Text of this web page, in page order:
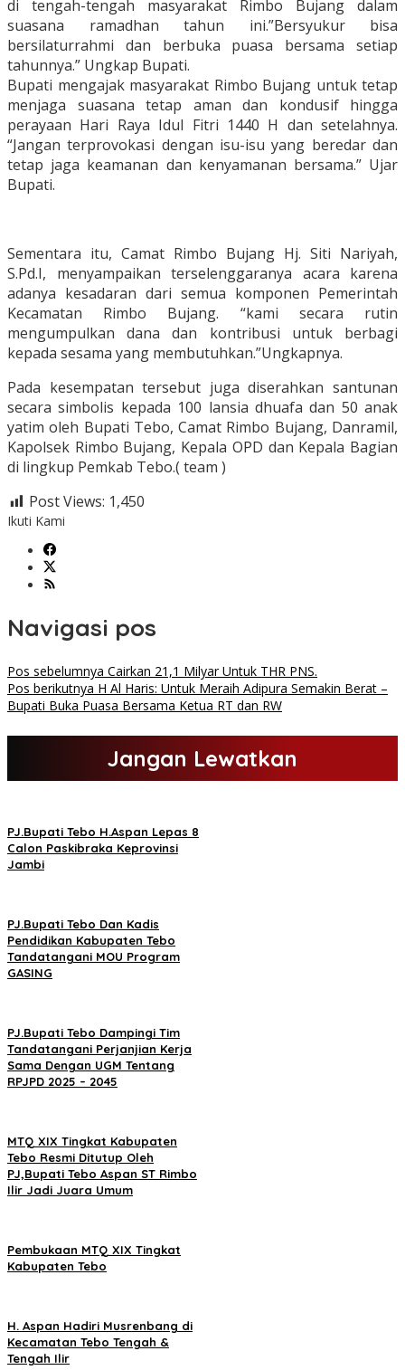
di tengah-tengah masyarakat Rimbo Bujang dalam
suasana ramadhan tahun ini.”Bersyukur bisa
bersilaturrahmi dan berbuka puasa bersama setiap
tahunnya.” Ungkap Bupati.
Bupati mengajak masyarakat Rimbo Bujang untuk tetap
menjaga suasana tetap aman dan kondusif hingga
perayaan Hari Raya Idul Fitri 1440 H dan setelahnya.
“Jangan terprovokasi dengan isu-isu yang beredar dan
tetap jaga keamanan dan kenyamanan bersama.” Ujar
Bupati.
Sementara itu, Camat Rimbo Bujang Hj. Siti Nariyah,
S.Pd.I, menyampaikan terselenggaranya acara karena
adanya kesadaran dari semua komponen Pemerintah
Kecamatan Rimbo Bujang. “kami secara rutin
mengumpulkan dana dan kontribusi untuk berbagi
kepada sesama yang membutuhkan.”Ungkapnya.
Pada kesempatan tersebut juga diserahkan santunan
secara simbolis kepada 100 lansia dhuafa dan 50 anak
yatim oleh Bupati Tebo, Camat Rimbo Bujang, Danramil,
Kapolsek Rimbo Bujang, Kepala OPD dan Kepala Bagian
di lingkup Pemkab Tebo.( team )
Post Views: 1,450
Ikuti Kami
Navigasi pos
Pos sebelumnya Cairkan 21,1 Milyar Untuk THR PNS.
Pos berikutnya H Al Haris: Untuk Meraih Adipura Semakin Berat –
Bupati Buka Puasa Bersama Ketua RT dan RW
Jangan Lewatkan
PJ.Bupati Tebo H.Aspan Lepas 8
Calon Paskibraka Keprovinsi
Jambi
PJ.Bupati Tebo Dan Kadis
Pendidikan Kabupaten Tebo
Tandatangani MOU Program
GASING
PJ.Bupati Tebo Dampingi Tim
Tandatangani Perjanjian Kerja
Sama Dengan UGM Tentang
RPJPD 2025 – 2045
MTQ XIX Tingkat Kabupaten
Tebo Resmi Ditutup Oleh
PJ,Bupati Tebo Aspan ST Rimbo
Ilir Jadi Juara Umum
Pembukaan MTQ XIX Tingkat
Kabupaten Tebo
H. Aspan Hadiri Musrenbang di
Kecamatan Tebo Tengah &
Tengah Ilir